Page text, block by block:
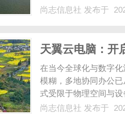
尚志信息社 发布于
天翼云电脑：开
在当今全球化与数字
模糊，多地协同办公
式受限于物理空间与
瓶颈。而天翼云电脑
尚志信息社 发布于